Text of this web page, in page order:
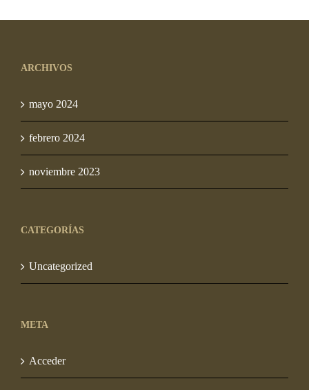
ARCHIVOS
mayo 2024
febrero 2024
noviembre 2023
CATEGORÍAS
Uncategorized
META
Acceder